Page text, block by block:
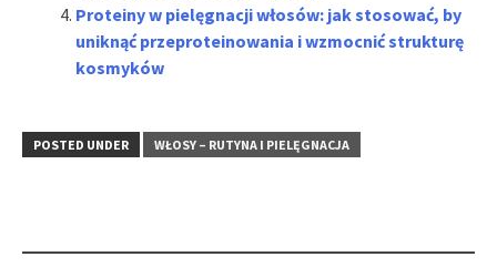
Proteiny w pielęgnacji włosów: jak stosować, by
uniknąć przeproteinowania i wzmocnić strukturę
kosmyków
POSTED UNDER WŁOSY – RUTYNA I PIELĘGNACJA